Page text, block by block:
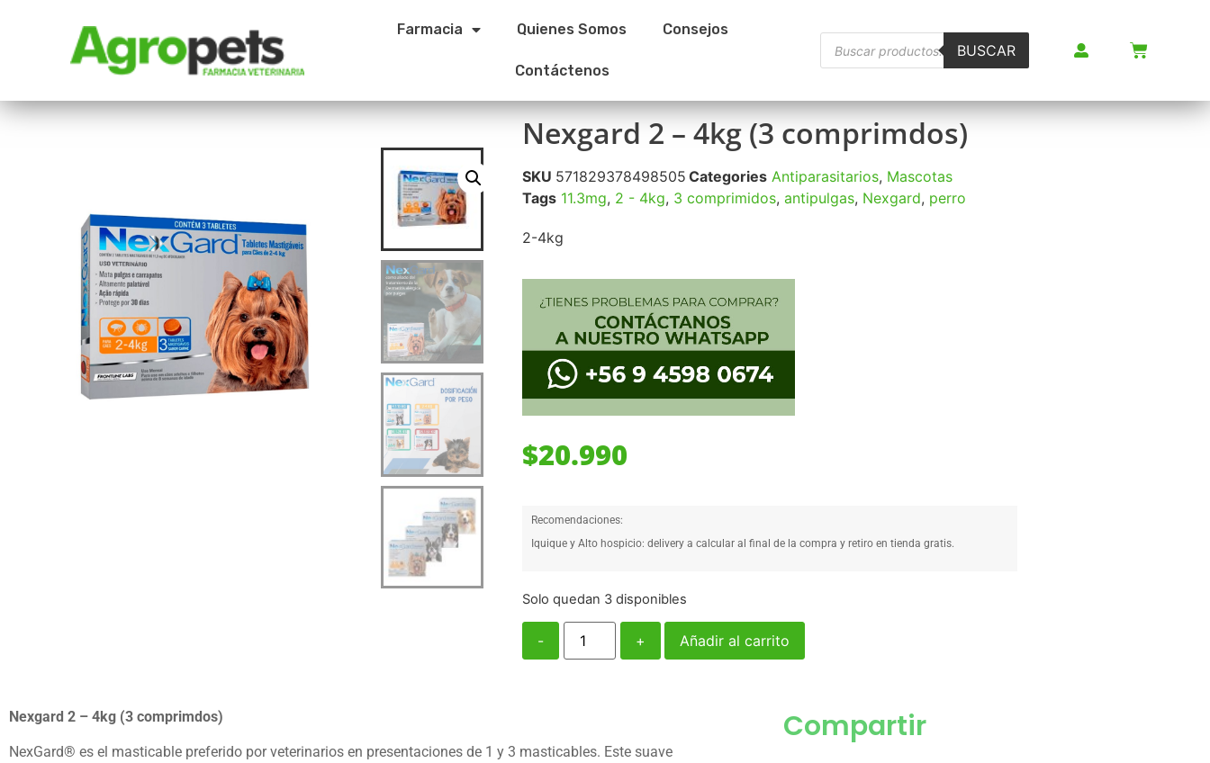
Farmacia Quienes Somos Consejos
Contáctenos
BUSCAR
Nexgard 2 – 4kg (3 comprimdos)
SKU 571829378498505 Categories Antiparasitarios, Mascotas
Tags 11.3mg, 2 - 4kg, 3 comprimidos, antipulgas, Nexgard, perro
2-4kg
$20.990
Recomendaciones:
Iquique y Alto hospicio: delivery a calcular al final de la compra y retiro en tienda gratis.
Solo quedan 3 disponibles
- + Añadir al carrito
Nexgard 2 – 4kg (3 comprimdos)
NexGard® es el masticable preferido por veterinarios en presentaciones de 1 y 3 masticables. Este suave
Compartir